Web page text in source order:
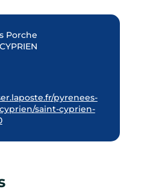
Porche
pyrenees-
saint-cyprien-